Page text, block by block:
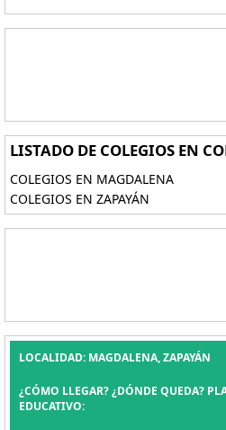
LISTADO DE COLEGIOS EN
COLEGIOS EN MAGDALENA
COLEGIOS EN ZAPAYÁN
LOCALIDAD: MAGDALENA, ZAPAYÁN
¿CÓMO LLEGAR? ¿DÓNDE QUEDA?
EDUCATIVO: